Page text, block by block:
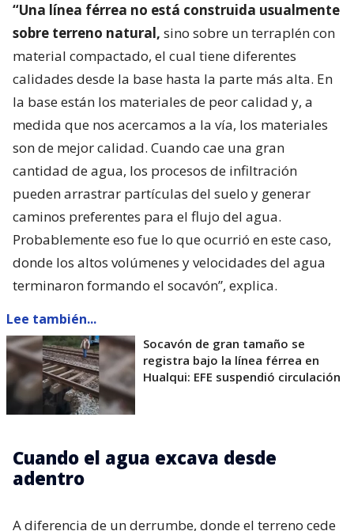
“Una línea férrea no está construida usualmente
sobre terreno natural, sino sobre un terraplén con
material compactado, el cual tiene diferentes
calidades desde la base hasta la parte más alta. En
la base están los materiales de peor calidad y, a
medida que nos acercamos a la vía, los materiales
son de mejor calidad. Cuando cae una gran
cantidad de agua, los procesos de infiltración
pueden arrastrar partículas del suelo y generar
caminos preferentes para el flujo del agua.
Probablemente eso fue lo que ocurrió en este caso,
donde los altos volúmenes y velocidades del agua
terminaron formando el socavón”, explica.
Lee también...
Socavón de gran tamaño se
registra bajo la línea férrea en
Hualqui: EFE suspendió circulación
Cuando el agua excava desde
adentro
A diferencia de un derrumbe, donde el terreno cede